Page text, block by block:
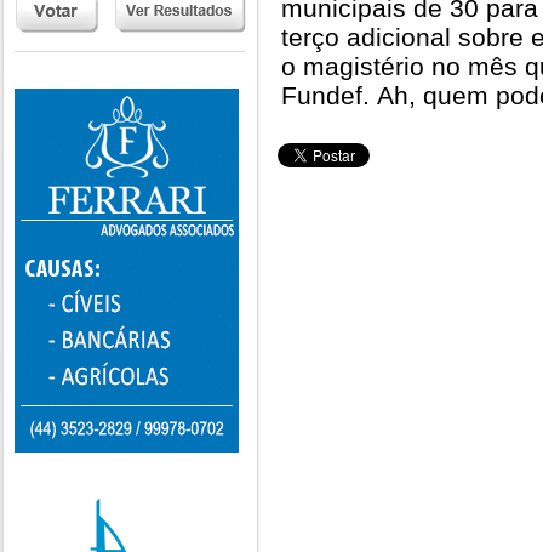
municipais de 30
terço adicional sobre
o magistério no mês
Fundef. Ah, quem